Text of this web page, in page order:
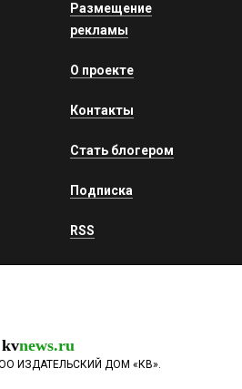
Размещение
рекламы
О проекте
Контакты
Стать блогером
Подписка
RSS
kvnews.ru
ИЗДАТЕЛЬСКИЙ ДОМ «КВ».